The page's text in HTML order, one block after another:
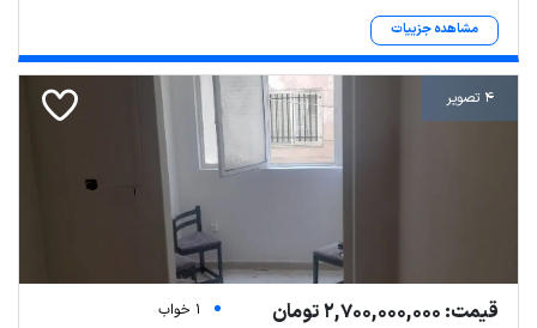
مشاهده جزییات
4 تصویر
قیمت: 2,700,000,000 تومان
1 خواب